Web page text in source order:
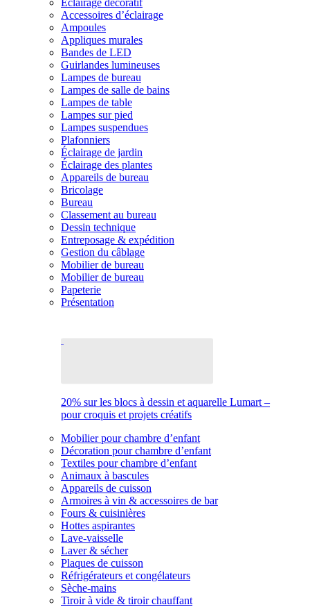
Éclairage décoratif
Accessoires d’éclairage
Ampoules
Appliques murales
Bandes de LED
Guirlandes lumineuses
Lampes de bureau
Lampes de salle de bains
Lampes de table
Lampes sur pied
Lampes suspendues
Plafonniers
Éclairage de jardin
Éclairage des plantes
Appareils de bureau
Bricolage
Bureau
Classement au bureau
Dessin technique
Entreposage & expédition
Gestion du câblage
Mobilier de bureau
Mobilier de bureau
Papeterie
Présentation
20% sur les blocs à dessin et aquarelle Lumart –
pour croquis et projets créatifs
Mobilier pour chambre d’enfant
Décoration pour chambre d’enfant
Textiles pour chambre d’enfant
Animaux à bascules
Appareils de cuisson
Armoires à vin & accessoires de bar
Fours & cuisinières
Hottes aspirantes
Lave-vaisselle
Laver & sécher
Plaques de cuisson
Réfrigérateurs et congélateurs
Sèche-mains
Tiroir à vide & tiroir chauffant